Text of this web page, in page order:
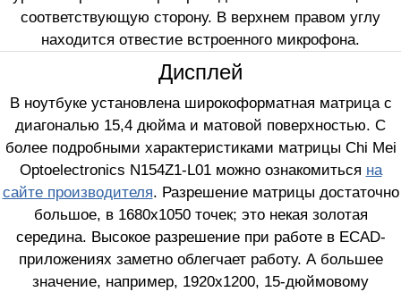
соответствующую сторону. В верхнем правом углу
находится отвестие встроенного микрофона.
Дисплей
В ноутбуке установлена широкоформатная матрица с
диагональю 15,4 дюйма и матовой поверхностью. С
более подробными характеристиками матрицы Chi Mei
Optoelectronics N154Z1-L01 можно ознакомиться на
сайте производителя. Разрешение матрицы достаточно
большое, в 1680х1050 точек; это некая золотая
середина. Высокое разрешение при работе в ECAD-
приложениях заметно облегчает работу. А большее
значение, например, 1920х1200, 15-дюймовому